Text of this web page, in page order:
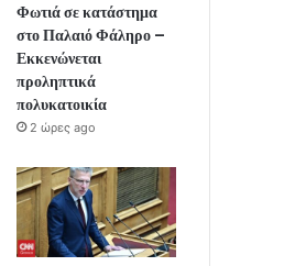
Φωτιά σε κατάστημα
στο Παλαιό Φάληρο –
Εκκενώνεται
προληπτικά
πολυκατοικία
2 ώρες ago